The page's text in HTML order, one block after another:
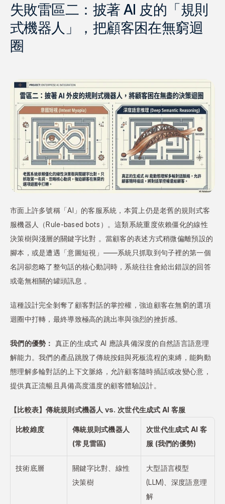
失敗雷區二：披著 AI 皮的「規則
式機器人」，把顧客困在無窮迴
圈
市面上許多號稱「AI」的客服系統，本質上仍是老舊的規則式客
服機器人（Rule-based bots）。這類系統重度依賴僵化的線性
決策樹與淺層的關鍵字比對 。當顧客的表述方式稍微偏離預設的
腳本，或是遭遇「意圖短視」——系統只抓取到句子裡的第一個
名詞卻忽略了整句話的核心動詞時，系統往往會給出錯誤的回答
或毫無相關的罐頭訊息 。
這種設計完全剝奪了顧客對話的掌控權，強迫顧客在無窮的選項
迴圈中打轉，最終導致極高的跳出率與強烈的挫折感。
我們的優勢： 真正的生成式 AI 應該具備深度的自然語言語意理
解能力。我們的產品跳脫了傳統按鈕與死板流程的束縛，能夠動
態理解多輪對話的上下文脈絡，允許顧客隨時插話或改變心意，
提供真正流暢且具備高度溫度的顧客體驗設計。
【比較表】傳統規則式機器人 vs. 次世代生成式 AI 客服
比較維度
傳統規則式機器人
(常見雷區)
次世代生成式 AI 客
服 (我們的優勢)
技術底層
關鍵字比對、線性
決策樹
大型語言模型
(LLM)、深度語意理
解